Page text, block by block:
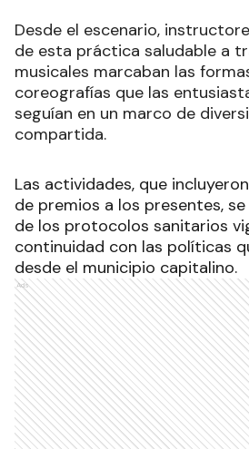
de rosa, que se extendió hasta
Desde el escenario,
de esta práctica saludable a
musicales marcaban las
coreografías que las
compartida.
Las actividades, que
de premios a los presentes, se
de los protocolos sanitarios
continuidad con las políticas
desde el municipio capitalino.
Ads